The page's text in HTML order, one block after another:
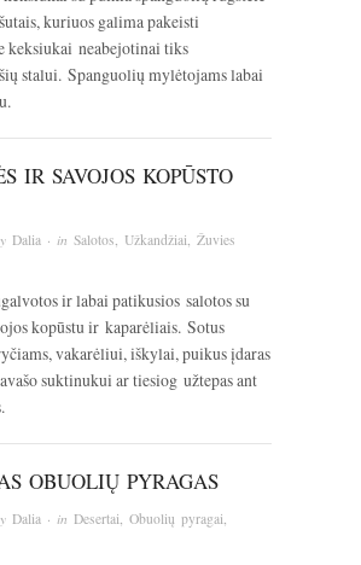
kuriuos galima pakeisti
keksiukai neabejotinai tiks
stalui. Spanguolių mylėtojams labai
IR SAVOJOS KOPŪSTO
Dalia · in Salotos Užkandžiai Žuvies
ir labai patikusios salotos su
kopūstu ir kaparėliais. Sotus
vakarėliui, iškylai, puikus įdaras
suktinukui ar tiesiog užtepas ant
OBUOLIŲ PYRAGAS
Dalia · in Desertai, Obuolių pyragai,